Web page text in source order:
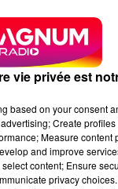
vie privée est
based on your consent
Create
Measure
and improve
content; Ensure
privacy